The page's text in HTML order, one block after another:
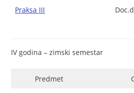
Praksa III
IV godina – zimski semestar
Predmet